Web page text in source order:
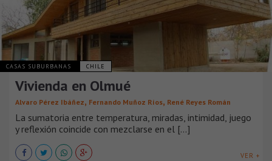
CASAS SUBURBANAS CHILE
Vivienda en Olmué
Alvaro Pérez Ibáñez, Fernando Muñoz Ríos, René Reyes Román
La sumatoria entre temperatura, miradas, intimidad, juego
y reflexión coincide con mezclarse en el [...]
VER +